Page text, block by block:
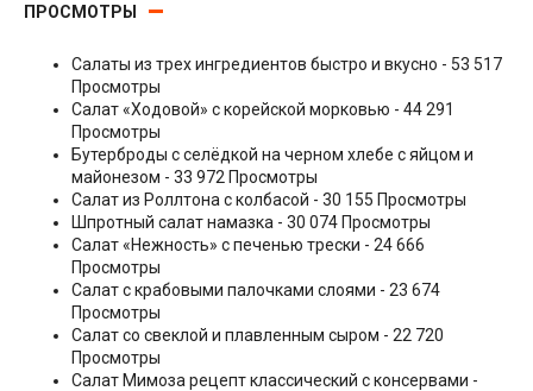
ПРОСМОТРЫ
Салаты из трех ингредиентов быстро и вкусно - 53 517
Просмотры
Салат «Ходовой» с корейской морковью - 44 291
Просмотры
Бутерброды с селёдкой на черном хлебе с яйцом и
майонезом - 33 972 Просмотры
Салат из Роллтона с колбасой - 30 155 Просмотры
Шпротный салат намазка - 30 074 Просмотры
Салат «Нежность» с печенью трески - 24 666
Просмотры
Салат с крабовыми палочками слоями - 23 674
Просмотры
Салат со свеклой и плавленным сыром - 22 720
Просмотры
Салат Мимоза рецепт классический с консервами -